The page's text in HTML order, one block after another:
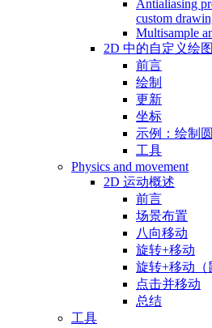
Antialiasing
custom
Multisample
2D 中的自定义绘图
前言
绘制
更新
坐标
示例：绘制
工具
Physics and movement
2D 运动概述
前言
场景布置
八向移动
旋转+移动
旋转+移动（
点击并移动
总结
工具